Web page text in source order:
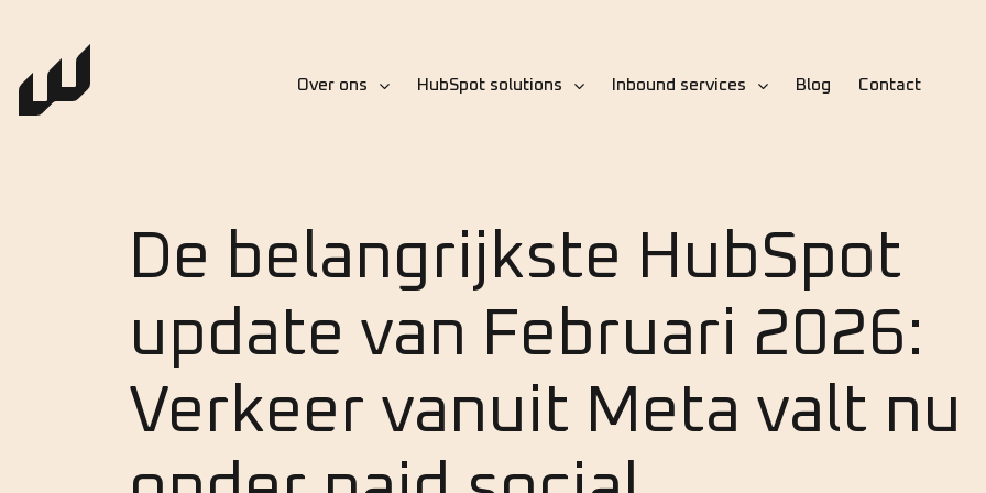
Over ons HubSpot solutions Inbound services Blog Contact
De belangrijkste HubSpot
update van Februari 2026:
Verkeer vanuit Meta valt nu